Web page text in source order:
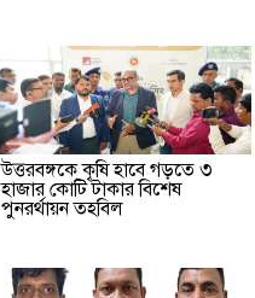
উত্তরবঙ্গকে কৃষি হাবে গড়তে ৩
হাজার কোটি টাকার বিশেষ
পুনরর্থায়ন তহবিল